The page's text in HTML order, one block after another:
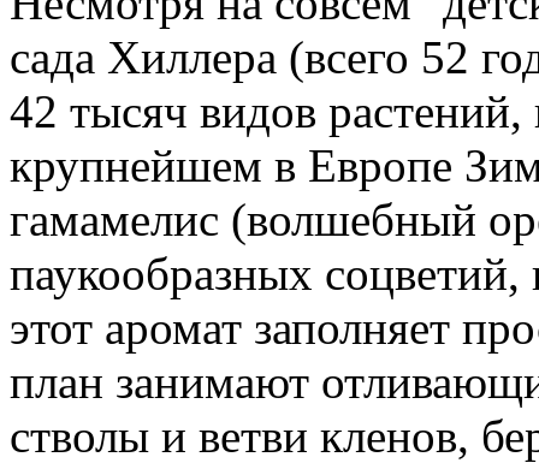
сада Хиллера (всего 52
42 тысяч видов
крупнейшем в Европе
гамамелис (волшебный
паукообразных
этот аромат заполняет
план занимают
стволы и ветви кленов,